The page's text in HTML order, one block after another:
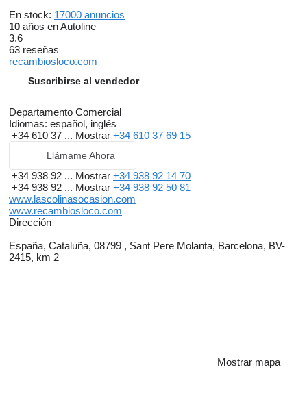
En stock: 17000 anuncios
10 años en Autoline
3.6
63 reseñas
recambiosloco.com
Suscribirse al vendedor
Departamento Comercial
Idiomas: español, inglés
+34 610 37 ... Mostrar +34 610 37 69 15
Llámame Ahora
+34 938 92 ... Mostrar +34 938 92 14 70
+34 938 92 ... Mostrar +34 938 92 50 81
www.lascolinasocasion.com
www.recambiosloco.com
Dirección
España, Cataluña, 08799 , Sant Pere Molanta, Barcelona, BV-
2415, km 2
Mostrar mapa